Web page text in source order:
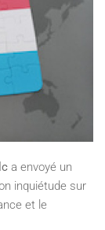
a envoyé un
inquiétude sur
et le